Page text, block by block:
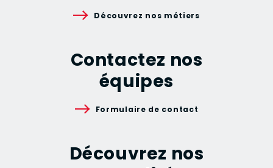
Découvrez nos métiers
Contactez nos
équipes
Formulaire de contact
Découvrez nos